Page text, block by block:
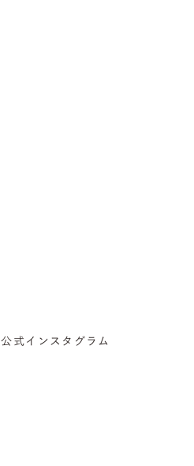
公式インスタグラム